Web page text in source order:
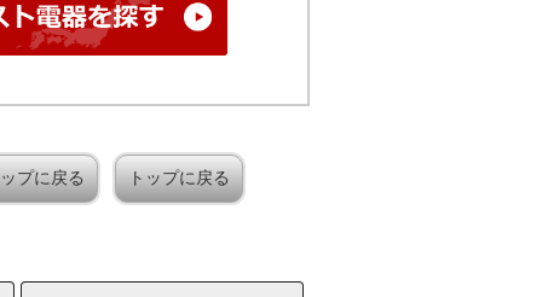
プに戻る トップに戻る